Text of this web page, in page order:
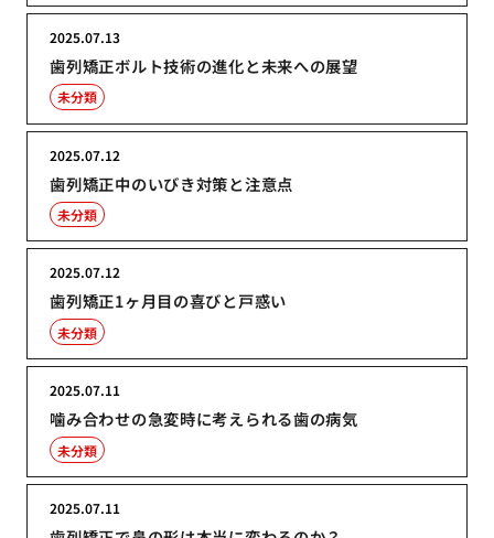
歯列矯正ボルト技術の進化と未来への展望
2025.07.13
未分類
歯列矯正中のいびき対策と注意点
2025.07.12
未分類
歯列矯正1ヶ月目の喜びと戸惑い
2025.07.12
未分類
噛み合わせの急変時に考えられる歯の病気
2025.07.11
未分類
2025.07.11